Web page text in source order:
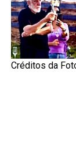
Créditos da